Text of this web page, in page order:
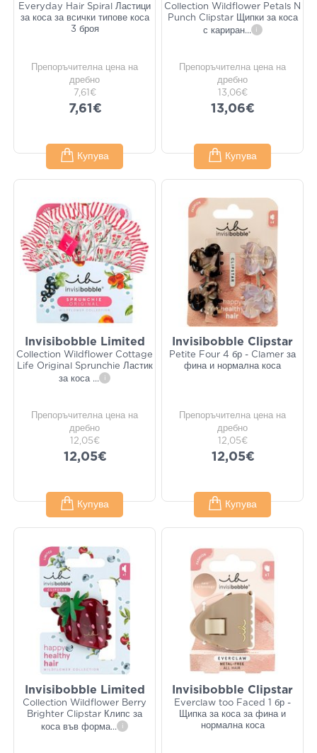
Everyday Hair Spiral Ластици
за коса за всички типове коса
3 броя
Препоръчителна цена на
дребно
7,61€
7,61€
Купува
Collection Wildflower Petals N
Punch Clipstar Щипки за коса
с кариран... i
Препоръчителна цена на
дребно
13,06€
13,06€
Купува
Invisibobble Limited
Collection Wildflower Cottage
Life Original Sprunchie Ластик
за коса ... i
Препоръчителна цена на
дребно
12,05€
12,05€
Купува
Invisibobble Clipstar
Petite Four 4 бр - Clamer за
фина и нормална коса
Препоръчителна цена на
дребно
12,05€
12,05€
Купува
Invisibobble Limited
Collection Wildflower Berry
Brighter Clipstar Клипс за
коса във форма... i
Invisibobble Clipstar
Everclaw too Faced 1 бр -
Щипка за коса за фина и
нормална коса